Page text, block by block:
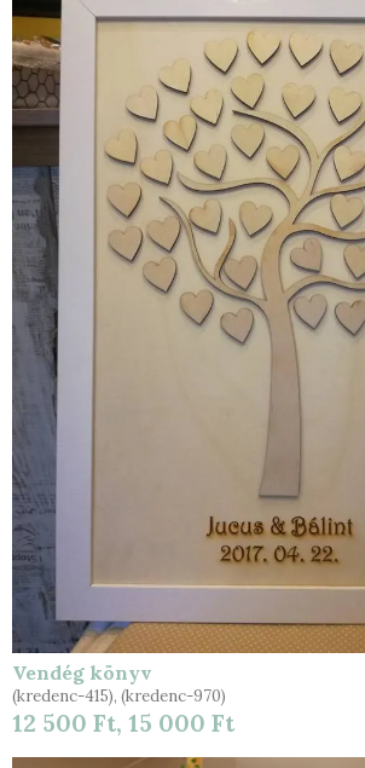
Vendég könyv
(kredenc-415), (kredenc-970)
12 500 Ft, 15 000 Ft